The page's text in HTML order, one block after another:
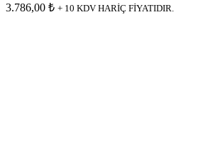
3.786,00 ₺ + 10 KDV HARİÇ FİYATIDIR.